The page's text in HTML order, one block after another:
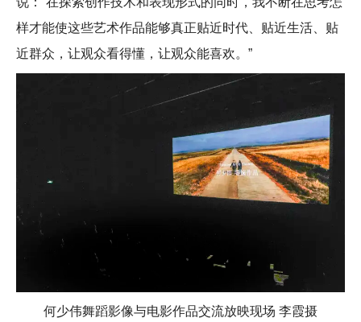
样才能使这些艺术作品能够真正贴近时代、贴近生活、贴
近群众，让观众看得懂，让观众能喜欢。”
何少伟舞蹈影像与电影作品交流放映现场 李霞摄